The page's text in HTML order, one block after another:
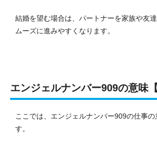
結婚を望む場合は、パートナーを家族や友
ムーズに進みやすくなります。
エンジェルナンバー909の意味【
ここでは、エンジェルナンバー909の仕事の
す。